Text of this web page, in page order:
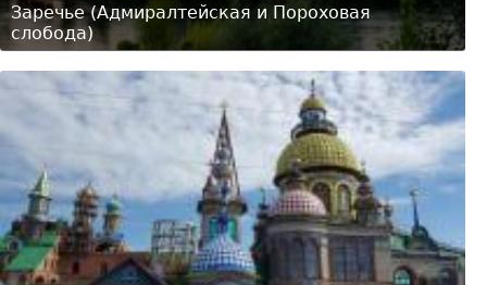
Заречье (Адмиралтейская и Пороховая
слобода)